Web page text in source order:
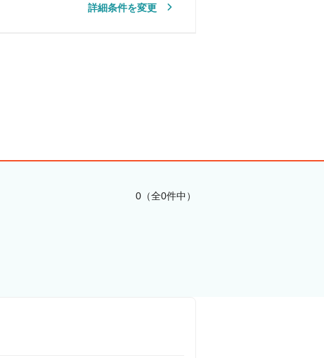
詳細条件を変更
0（全0件中）